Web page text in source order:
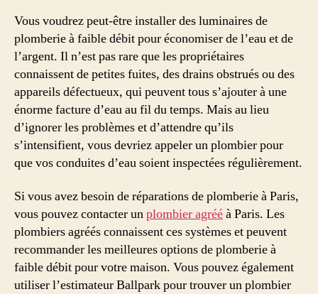
Vous voudrez peut-être installer des luminaires de
plomberie à faible débit pour économiser de l’eau et de
l’argent. Il n’est pas rare que les propriétaires
connaissent de petites fuites, des drains obstrués ou des
appareils défectueux, qui peuvent tous s’ajouter à une
énorme facture d’eau au fil du temps. Mais au lieu
d’ignorer les problèmes et d’attendre qu’ils
s’intensifient, vous devriez appeler un plombier pour
que vos conduites d’eau soient inspectées régulièrement.
Si vous avez besoin de réparations de plomberie à Paris,
vous pouvez contacter unplombier agrééà Paris. Les
plombiers agréés connaissent ces systèmes et peuvent
recommander les meilleures options de plomberie à
faible débit pour votre maison. Vous pouvez également
utiliser l’estimateur Ballpark pour trouver un plombier